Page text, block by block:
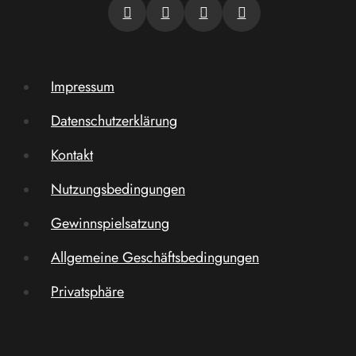
Impressum
Datenschutzerklärung
Kontakt
Nutzungsbedingungen
Gewinnspielsatzung
Allgemeine Geschäftsbedingungen
Privatsphäre